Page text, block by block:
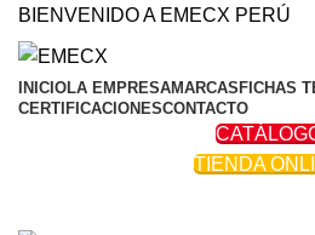
BIENVENIDO A EMECX PERÚ
INICIOLA EMPRESAMARCAS FICHAS
CERTIFICACIONESCONTACTO
TIENDA